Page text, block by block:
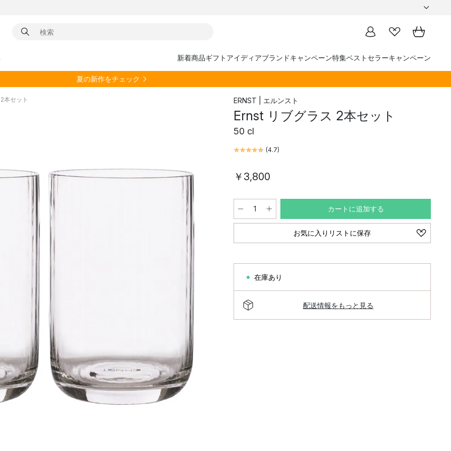
新着商品ギフトアイディアブランドキャンペーン特集ベストセラーキャンペーン
夏の新作をチェック
本セット ERNST | エルンスト
Ernst リブグラス 2本セット
50 cl
(4.7)
￥3,800
カートに追加する
お気に入りリストに保存
在庫あり
配送情報をもっと見る